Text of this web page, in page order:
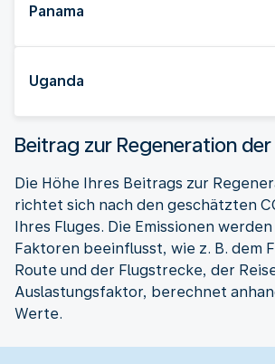
Panama
Uganda
Beitrag zur Regeneration
Die Höhe Ihres Beitrags zur
richtet sich nach den geschätzten
Ihres Fluges. Die Emissionen
Faktoren beeinflusst, wie z. B. dem
Route und der Flugstrecke, der
Auslastungsfaktor, berechnet
Werte.